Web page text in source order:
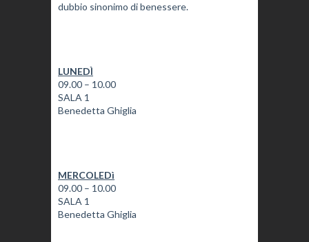
dubbio sinonimo di benessere.
LUNEDÌ
09.00 – 10.00
SALA 1
Benedetta Ghiglia
MERCOLEDì
09.00 – 10.00
SALA 1
Benedetta Ghiglia